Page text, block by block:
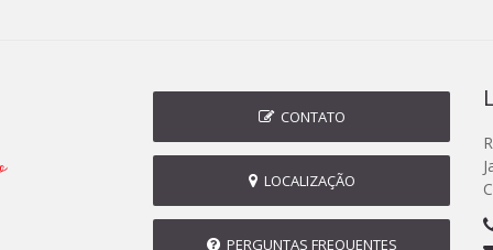
CONTATO
LOCALIZAÇÃO
PERGUNTAS FREQUENTES